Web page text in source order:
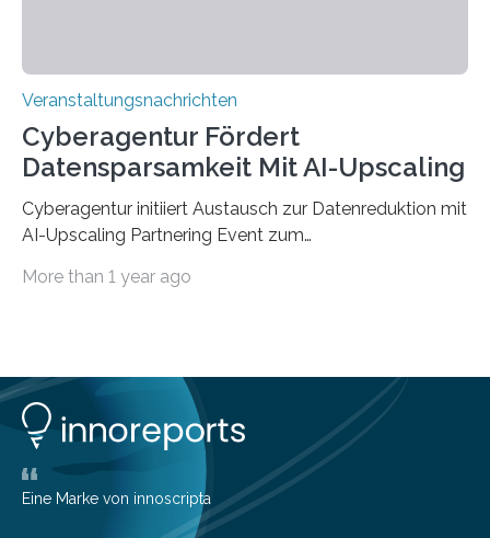
Veranstaltungsnachrichten
Cyberagentur Fördert
Datensparsamkeit Mit AI-Upscaling
Cyberagentur initiiert Austausch zur Datenreduktion mit
AI-Upscaling Partnering Event zum
innovative DatenverarbeitungDie Agentur für
Entwicklung von Technologien zur gezielten
Datenreduktion und Rekonstruktion in schwierigen
Kommunikationsumgebungen. Das Event dient der
Vernetzung potenzieller Forschungspartner und der
Vorbereitung der Programmausschreibung. Die
Cyberagentur organisiert am 25. März 2025, von 14:00
More than 1 year ago
Eine Marke von innoscripta